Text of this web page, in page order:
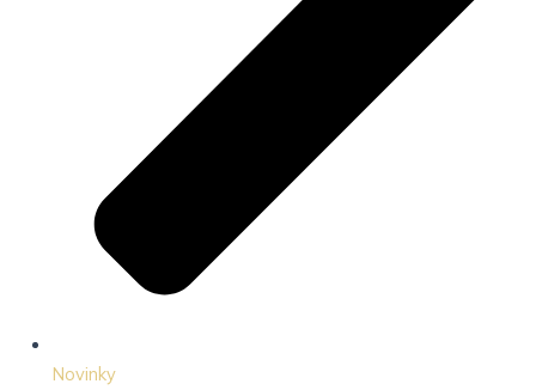
Novinky